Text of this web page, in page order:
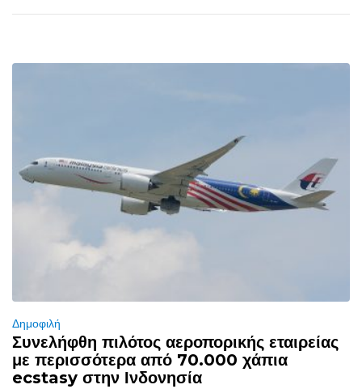
Δημοφιλή
Συνελήφθη πιλότος αεροπορικής εταιρείας
με περισσότερα από 70.000 χάπια
ecstasy στην Ινδονησία